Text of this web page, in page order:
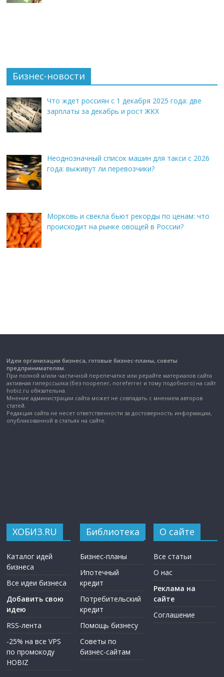
Бизнес-новости
Что ждет россиян с 1 декабря 2025 года: две
зарплаты за декабрь и рост ЖКХ
Неоднозначный список машин для такси с 2026
года: выживут ли перевозчики?
Морковь и свекла бьют рекорды по ценам: что
происходит на рынке овощей в России?
Идеи организации бизнеса, готовые бизнес-планы, советы
предпринимателям.
При полной и/или частичной перепечатке или рерайте материалов сайта
активная гиперссылка (без noopener, noreferrer и тому подобного) на сайт
hobiz.ru обязательна.
Мнение администрации сайта может не совпадать с мнением авторов
статей.
Редакция сайта не несет ответственности за достоверность информации,
опубликованной в статьях на сайте.
ХОБИЗ.RU
Каталог идей
бизнеса
Все идеи бизнеса
Добавить свою
идею
RSS-лента
-25% на все VPS
по промокоду
HOBIZ
Библиотека
Бизнес-планы
Ипотечный
кредит
Потребительский
кредит
Помощь бизнесу
Советы по
бизнес-сайтам
О сайте
Все статьи
О нас
Реклама на
сайте
Соглашение